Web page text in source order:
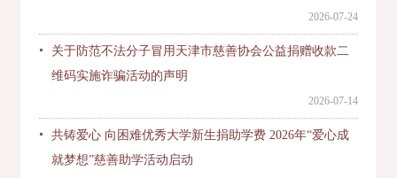
2026-07-24
关于防范不法分子冒用天津市慈善协会公益捐赠收款二
维码实施诈骗活动的声明
2026-07-14
共铸爱心 向困难优秀大学新生捐助学费 2026年“爱心成
就梦想”慈善助学活动启动